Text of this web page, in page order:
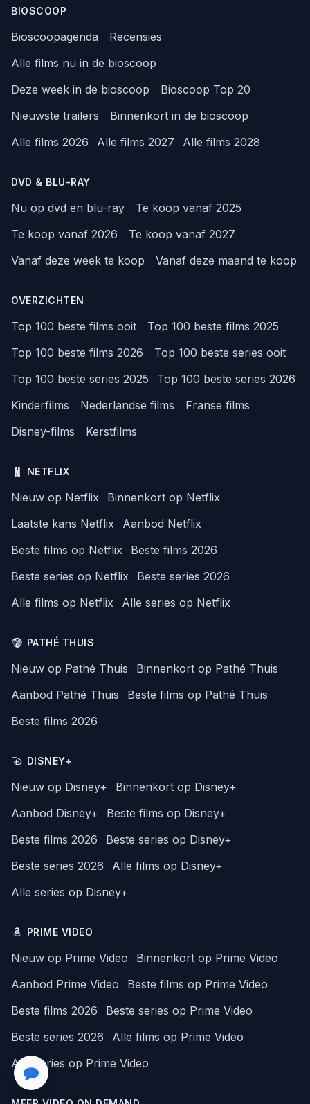
BIOSCOOP
Bioscoopagenda
Recensies
Alle films nu in de bioscoop
Deze week in de bioscoop
Bioscoop Top 20
Nieuwste trailers
Binnenkort in de bioscoop
Alle films 2026
Alle films 2027 Alle films 2028
DVD & BLU-RAY
Nu op dvd en blu-ray
Te koop vanaf 2025
Te koop vanaf 2026
Te koop vanaf 2027
Vanaf deze week te koop
Vanaf deze maand te koop
OVERZICHTEN
Top 100 beste films ooit
Top 100 beste films 2025
Top 100 beste films 2026
Top 100 beste series ooit
Top 100 beste series 2025
Top 100 beste series 2026
Kinderfilms
Nederlandse films
Franse films
Disney-films
Kerstfilms
NETFLIX
Nieuw op Netflix
Binnenkort op Netflix
Laatste kans Netflix
Aanbod Netflix
Beste films op Netflix
Beste films 2026
Beste series op Netflix
Beste series 2026
Alle films op Netflix
Alle series op Netflix
PATHÉ THUIS
Nieuw op Pathé Thuis
Binnenkort op Pathé Thuis
Aanbod Pathé Thuis
Beste films op Pathé Thuis
Beste films 2026
DISNEY+
Nieuw op Disney+
Binnenkort op Disney+
Aanbod Disney+
Beste films op Disney+
Beste films 2026
Beste series op Disney+
Beste series 2026
Alle films op Disney+
Alle series op Disney+
PRIME VIDEO
Nieuw op Prime Video
Binnenkort op Prime Video
Aanbod Prime Video
Beste films op Prime Video
Beste films 2026
Beste series op Prime Video
Beste series 2026
Alle films op Prime Video
Alle series op Prime Video